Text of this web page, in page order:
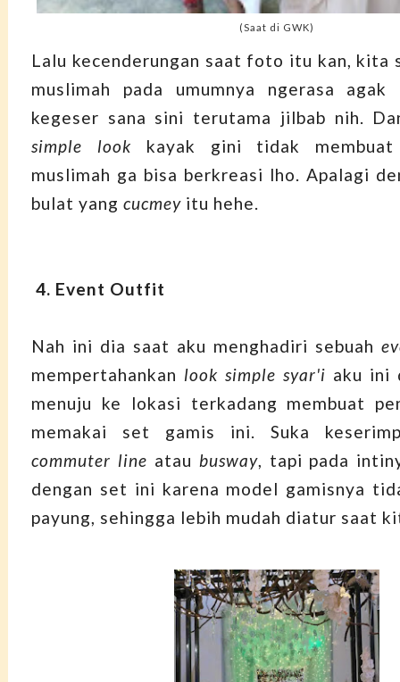
(Saat di GWK)
Lalu kecenderungan saat foto itu kan, kita
muslimah pada umumnya ngerasa
kegeser sana sini terutama jilbab nih.
simple look kayak gini tidak
muslimah ga bisa berkreasi lho. Apalagi
bulat yangcucmey itu hehe.
4. Event Outfit
Nah ini dia saat aku menghadiri sebuah
mempertahankan look simple syar'i aku ini
menuju ke lokasi terkadang membuat
memakai set gamis ini. Suka
commuter line atau busway, tapi pada
dengan set ini karena model gamisnya
payung, sehingga lebih mudah diatur saat